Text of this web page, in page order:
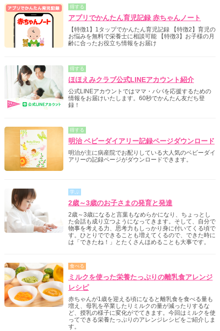
得する
アプリでかんたん育児記録 赤ちゃんノート
【特徴1】1タップでかんたん育児記録 【特徴2】育児の
お悩みを無料で栄養士に相談可能 【特徴3】お子様の月
齢に合ったお役立ち情報をお届け
得する
ほほえみクラブ公式LINEアカウント紹介
公式LINEアカウントではママ・パパを応援するための
情報をお届けいたします。60秒でかんたん友だち登
録！
得する
明治 ベビーダイアリー記録ページダウンロード
明治が主に病産院でお配りしている大人気のベビーダイ
アリーの記録ページがダウンロードできます。
学ぶ
2歳～3歳のお子さまの発育と発達
2歳～3歳になると言葉もなめらかになり、ちょっとし
た会話も成り立つようになってきます。そして、自分で
物事を考える力、思考力もしっかり身に付いてくる頃で
す。ひとりでできることも増えてくるので、できた時に
は「できたね！」とたくさんほめることも大事です。
食べる
ミルクを使った栄養たっぷりの離乳食アレンジ
レシピ
赤ちゃんが1歳を迎える頃になると離乳食を食べる量も
増え、母乳を卒業したりミルクの量が減ったりするな
ど、授乳の様子に変化がでてきます。今回はミルクを使
ってできる栄養たっぷりのアレンジレシピをご紹介しま
す。